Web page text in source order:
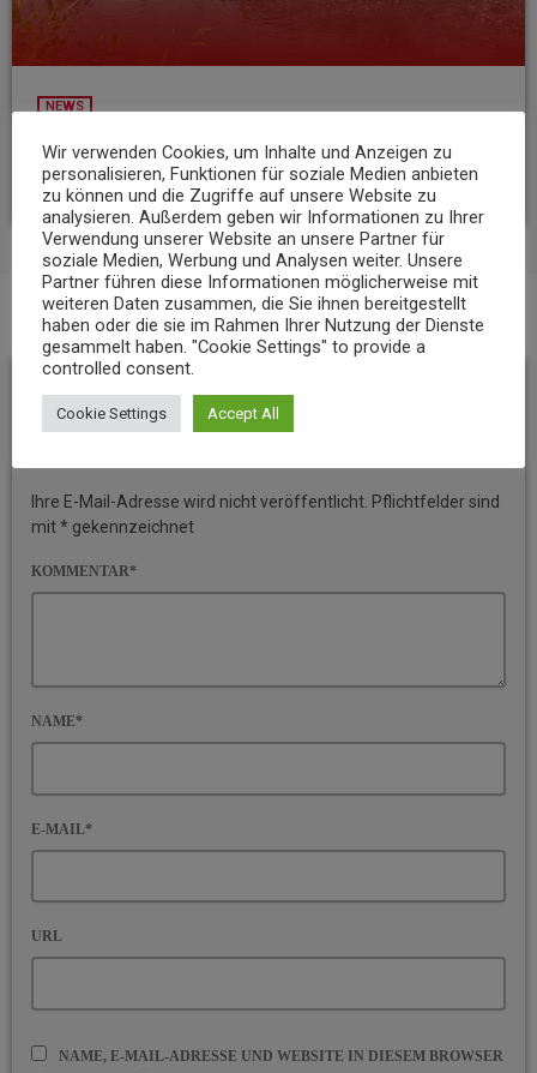
NEWS
Niedrigwasser belastet Gewässer im Landkreis Mayen-Koblenz
today 7. AUGUST 2026 9
BEITRAGS-KOMMENTARE (0)
Hinterlassen Sie eine
Antwort
Ihre E-Mail-Adresse wird nicht veröffentlicht. Pflichtfelder sind
mit * gekennzeichnet
KOMMENTAR*
NAME*
E-MAIL*
URL
NAME, E-MAIL-ADRESSE UND WEBSITE IN DIESEM BROWSER
Wir verwenden Cookies, um Inhalte und Anzeigen zu
personalisieren, Funktionen für soziale Medien anbieten
zu können und die Zugriffe auf unsere Website zu
analysieren. Außerdem geben wir Informationen zu Ihrer
Verwendung unserer Website an unsere Partner für
soziale Medien, Werbung und Analysen weiter. Unsere
Partner führen diese Informationen möglicherweise mit
weiteren Daten zusammen, die Sie ihnen bereitgestellt
haben oder die sie im Rahmen Ihrer Nutzung der Dienste
gesammelt haben. "Cookie Settings" to provide a
controlled consent.
Cookie Settings Accept All